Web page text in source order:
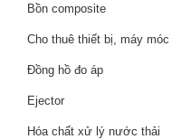
Bồn composite
Cho thuê thiết bị, máy móc
Đồng hồ đo áp
Ejector
Hóa chất xử lý nước thải